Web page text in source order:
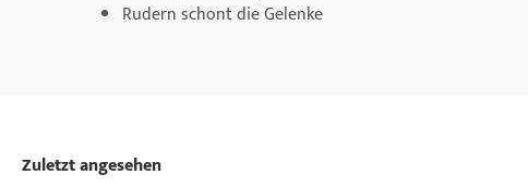
Rudern schont die Gelenke
Zuletzt angesehen